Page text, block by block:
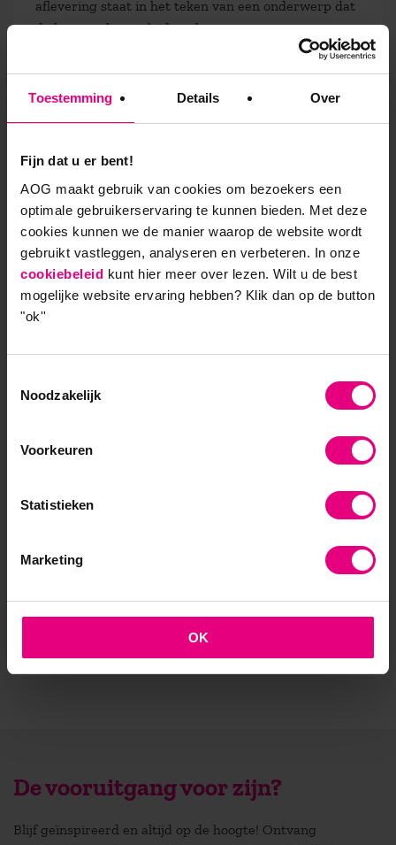
Toestemming Details Over
Fijn dat u er bent!
AOG maakt gebruik van cookies om bezoekers een
optimale gebruikerservaring te kunnen bieden. Met deze
cookies kunnen we de manier waarop de website wordt
gebruikt vastleggen, analyseren en verbeteren. In onze
cookiebeleid kunt hier meer over lezen. Wilt u de best
mogelijke website ervaring hebben? Klik dan op de button
"ok''
Noodzakelijk
Voorkeuren
Statistieken
Marketing
OK
aflevering staat in het teken van een onderwerp dat
de kern raakt van leiderschap,
organisatieontwikkeling en maatschappelijke
verandering. Of het nu gaat om sociaal kapitaal,
technologische vooruitgang, duurzame werkrelaties
toegankelijke manier in beeld. Benieuwd naar de
andere afleveringen:
Samen Kennis Maken | Podcast
van AOG School of Management
9,0 op klantenvertellen.nl
- Faculteit overstijgend
De vooruitgang voor zijn?
Blijf geïnspireerd en altijd op de hoogte! Ontvang